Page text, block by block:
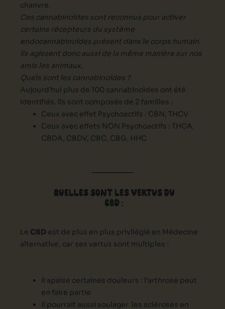
chanvre.
Ces cannabinoïdes sont reconnus pour activer
certains récepteurs du système
endocannabinoïdes présent dans le corps humain.
Ils agissent donc aussi de la même manière sur nos
amis les animaux.
Quels sont les cannabinoïdes ?
Aujourd’hui plus de 100 cannabinoïdes ont été
identifiés. Ils sont composés de 2 familles :
Ceux avec effet Psychoactifs : CBN, THCV
Ceux avec effets NON Psychoactifs : THCA,
CBDA, CBDV, CBC, CBG, HHC
QUELLES SONT LES VERTUS DU
CBD :
Le CBD est de plus en plus privilégié en Médecine
alternative, car ses vertus sont multiples :
Il apaise certaines douleurs : l’arthrose peut
en faire partie
Il pourrait aussi soulager les scléroses en